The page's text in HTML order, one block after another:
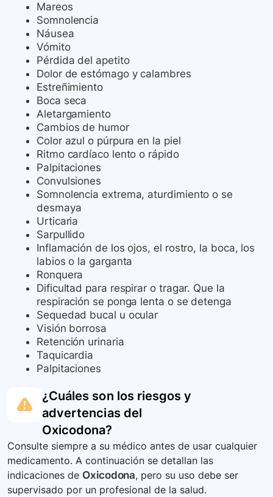
Mareos
Somnolencia
Náusea
Vómito
Pérdida del apetito
Dolor de estómago y calambres
Estreñimiento
Boca seca
Aletargamiento
Cambios de humor
Color azul o púrpura en la piel
Ritmo cardíaco lento o rápido
Palpitaciones
Convulsiones
Somnolencia extrema, aturdimiento o se
desmaya
Urticaria
Sarpullido
Inflamación de los ojos, el rostro, la boca, los
labios o la garganta
Ronquera
Dificultad para respirar o tragar. Que la
respiración se ponga lenta o se detenga
Sequedad bucal u ocular
Visión borrosa
Retención urinaria
Taquicardia
Palpitaciones
¿Cuáles son los riesgos y
advertencias del
Oxicodona?
Consulte siempre a su médico antes de usar cualquier
medicamento. A continuación se detallan las
indicaciones de Oxicodona, pero su uso debe ser
supervisado por un profesional de la salud.